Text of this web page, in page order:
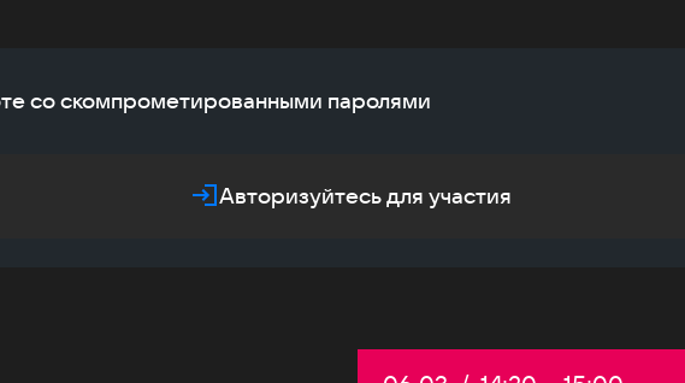
со скомпрометированными паролями
Авторизуйтесь для участия